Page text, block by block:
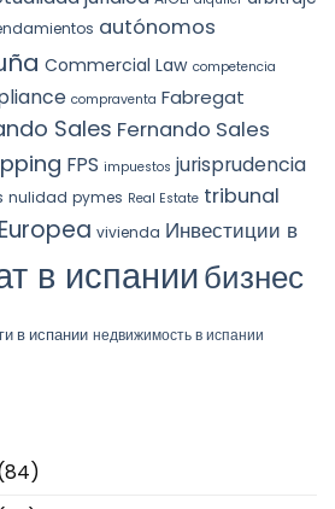
autónomos
Commercial Law competencia
compraventa Fabregat
Sales Fernando Sales
FPS impuestos jurisprudencia
nulidad pymes Real Estate tribunal
vivienda Инвестиции в
в испаниибизнес
в испании недвижимость в испании